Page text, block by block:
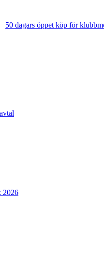
50 dagars öppet köp för
2026